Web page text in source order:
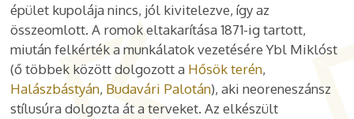
épület kupolája nincs, jól kivitelezve, így az
összeomlott. A romok eltakarítása 1871-ig tartott,
miután felkérték a munkálatok vezetésére Ybl Miklóst
(ő többek között dolgozott a Hősök terén,
Halászbástyán, Budavári Palotán), aki neoreneszánsz
stílusúra dolgozta át a terveket. Az elkészült